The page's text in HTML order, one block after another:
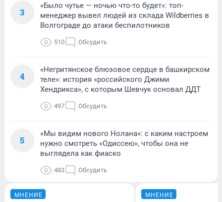
3
«Было чутье — ночью что-то будет»: топ-
менеджер вывел людей из склада Wildberries в
Волгограде до атаки беспилотников
510 Обсудить
4
«Негритянское блюзовое сердце в башкирском
теле»: история «российского Джими
Хендрикса», с которым Шевчук основал ДДТ
497 Обсудить
5
«Мы видим нового Нолана»: с каким настроем
нужно смотреть «Одиссею», чтобы она не
выглядела как фиаско
483 Обсудить
МНЕНИЕ МНЕНИЕ